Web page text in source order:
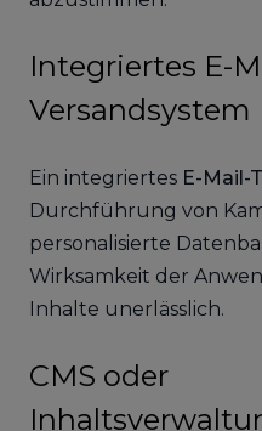
Integriertes E-
Versandsystem
Ein integriertes E-Mail-
Durchführung von
personalisierte
Wirksamkeit der
Inhalte unerlässlich.
CMS oder